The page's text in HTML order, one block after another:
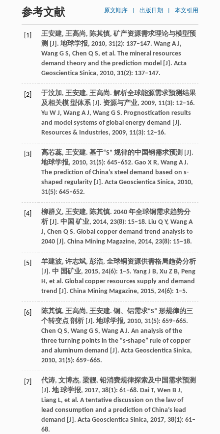
参考文献 原文顺序 出版日期 本文引用
[1]
王安建, 王高尚, 陈其慎, 矿产资源需求理论与模型预
测 [J]. 地球学报, 2010, 31(2): 137–147. Wang A J,
Wang G S, Chen Q S, et al. The mineral resources
demand theory and the prediction model [J]. Acta
Geoscientica Sinica, 2010, 31(2): 137–147.
[2]
于汶加, 王安建, 王高尚. 解析全球能源需求预测结果
及相关模 型体系 [J]. 资源与产业, 2009, 11(3): 12–16.
Yu W J, Wang A J, Wang G S. Prognostication results
and model systems of global energy demand [J].
Resources & Industries, 2009, 11(3): 12–16.
[3]
高芯蕊, 王安建. 基于“S” 规律的中国钢需求预测 [J].
地球学报, 2010, 31(5): 645–652. Gao X R, Wang A J.
The prediction of China’s steel demand based on s-
shaped regularity [J]. Acta Geoscientica Sinica, 2010,
31(5): 645–652.
[4]
柳群义, 王安建, 陈其慎. 2040 年全球铜需求趋势分
析 [J]. 中国 矿业, 2014, 23(8): 15–18. Liu Q Y, Wang A
J, Chen Q S. Global copper demand trend analysis to
2040 [J]. China Mining Magazine, 2014, 23(8): 15–18.
[5]
羊建波, 许志斌, 彭浩, 全球铜资源供需格局趋势分析
[J]. 中 国矿业, 2015, 24(6): 1–5. Yang J B, Xu Z B, Peng
H, et al. Global copper resources supply and demand
trend [J]. China Mining Magazine, 2015, 24(6): 1–5.
[6]
陈其慎, 王高尚, 王安建. 铜、铝需求“S” 形规律的三
个转变点 剖析 [J]. 地球学报, 2010, 31(5): 659–665.
Chen Q S, Wang G S, Wang A J. An analysis of the
three turning points in the “s-shape” rule of copper
and aluminum demand [J]. Acta Geoscientica Sinica,
2010, 31(5): 659–665.
[7]
代涛, 文博杰, 梁靓, 铅消费规律探索及中国需求预测
[J]. 地 球学报, 2017, 38(1): 61–68. Dai T, Wen B J,
Liang L, et al. A tentative discussion on the law of
lead consumption and a prediction of China’s lead
demand [J]. Acta Geoscientica Sinica, 2017, 38(1): 61–
68.